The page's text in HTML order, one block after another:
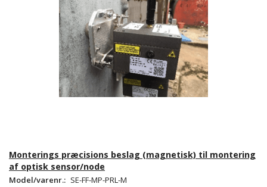
Monterings præcisions beslag (magnetisk) til montering
af optisk sensor/node
Model/varenr.: SE-FF-MP-PRL-M